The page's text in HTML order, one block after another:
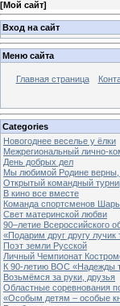
[Мой сайт]
Вход на сайт
Меню сайта
Главная страница
Categories
Новогоднее веселье у ёлки
Межрегиональный лично-
День добрых дел
Мы любимой Родине верны,
Открытый командный
В кино все вместе
Команда спортсменов
Свет материнской любви
90–летие
«Подарим друг другу лучик
Поэт земли Русской
Личный Чемпионат
К 90-летию ВОС «Надежды
Возьмёмся за руки, друзья
Областные соревнования
«Особым детям – особые